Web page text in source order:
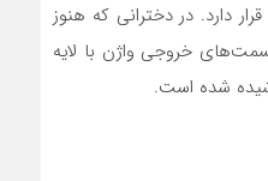
دارد. در دخترانی که هنوز
خروجی واژن با لایه
شده است.